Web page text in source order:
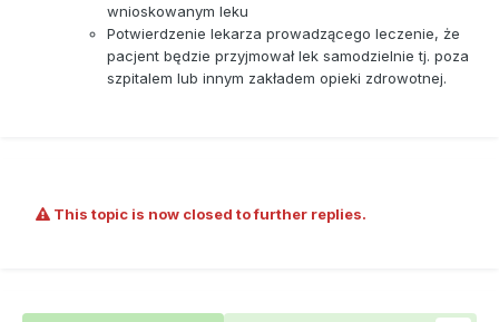
wnioskowanym leku
Potwierdzenie lekarza prowadzącego leczenie, że
pacjent będzie przyjmował lek samodzielnie tj. poza
szpitalem lub innym zakładem opieki zdrowotnej.
This topic is now closed to further replies.